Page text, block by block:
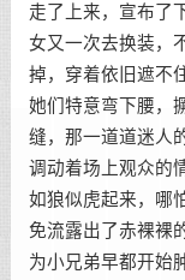
走了上来，宣布了
女又一次去换装，
掉，穿着依旧遮不
她们特意弯下腰，
缝，那一道道迷人
调动着场上观众的
如狼似虎起来，哪
免流露出了赤裸裸
为小兄弟早都开始